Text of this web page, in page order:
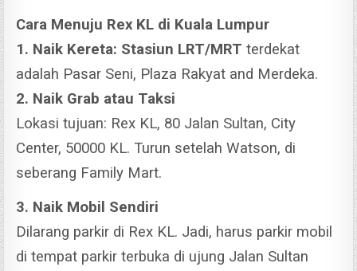
Cara Menuju Rex KL di Kuala Lumpur
1. Naik Kereta: Stasiun LRT/MRT terdekat
adalah Pasar Seni, Plaza Rakyat and Merdeka.
2. Naik Grab atau Taksi
Lokasi tujuan: Rex KL, 80 Jalan Sultan, City
Center, 50000 KL. Turun setelah Watson, di
seberang Family Mart.
3. Naik Mobil Sendiri
Dilarang parkir di Rex KL. Jadi, harus parkir mobil
di tempat parkir terbuka di ujung Jalan Sultan